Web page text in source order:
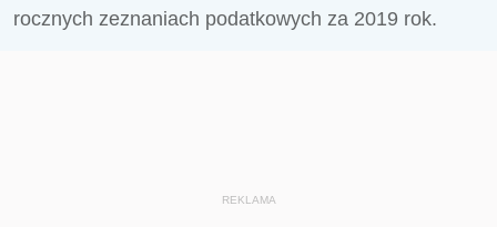
rocznych zeznaniach podatkowych za 2019 rok.
REKLAMA